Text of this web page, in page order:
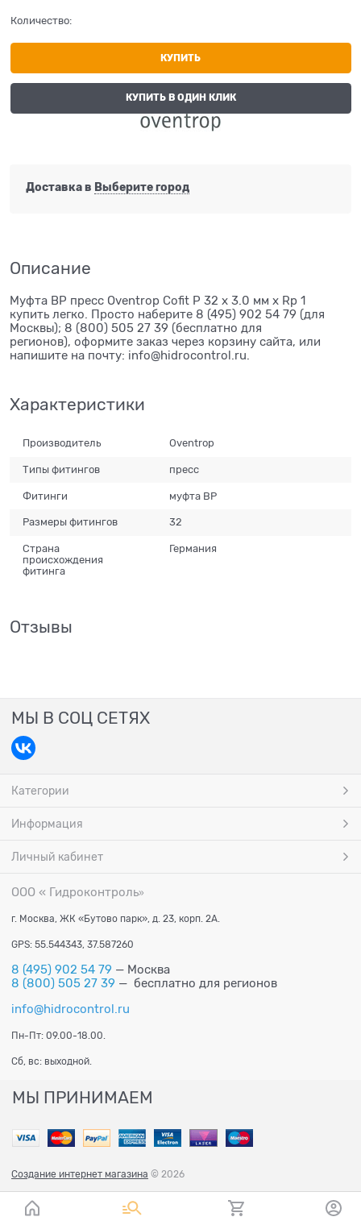
Количество:
КУПИТЬ
КУПИТЬ В ОДИН КЛИК
Доставка в Выберите город
Описание
Муфта ВР пресс Oventrop Cofit P 32 х 3.0 мм х Rp 1
купить легко. Просто наберите 8 (495) 902 54 79 (для
Москвы); 8 (800) 505 27 39 (бесплатно для
регионов), оформите заказ через корзину сайта, или
напишите на почту: info@hidrocontrol.ru.
Характеристики
Производитель Oventrop
Типы фитингов пресс
Фитинги муфта ВР
Размеры фитингов 32
Страна
происхождения
фитинга
Германия
Отзывы
МЫ В СОЦ СЕТЯХ
Категории
Информация
Личный кабинет
ООО « Гидроконтроль»
г. Москва, ЖК «Бутово парк», д. 23, корп. 2А.
GPS: 55.544343, 37.587260
8 (495) 902 54 79 — Москва
8 (800) 505 27 39 — бесплатно для регионов
info@hidrocontrol.ru
Пн-Пт: 09.00-18.00.
Сб, вс: выходной.
МЫ ПРИНИМАЕМ
Создание интернет магазина © 2026